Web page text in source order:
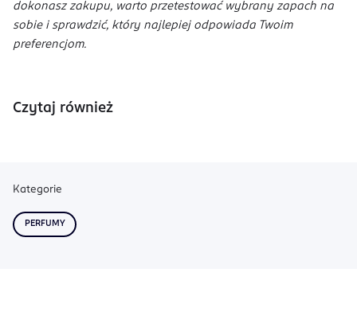
dokonasz zakupu, warto przetestować wybrany zapach na
sobie i sprawdzić, który najlepiej odpowiada Twoim
preferencjom.
Czytaj również
Kategorie
PERFUMY